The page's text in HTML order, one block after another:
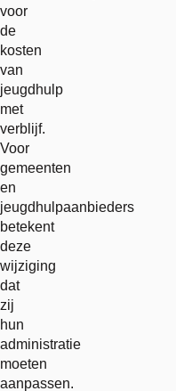
voor
de
kosten
van
jeugdhulp
met
verblijf.
Voor
gemeenten
en
jeugdhulpaanbieders
betekent
deze
wijziging
dat
zij
hun
administratie
moeten
aanpassen.